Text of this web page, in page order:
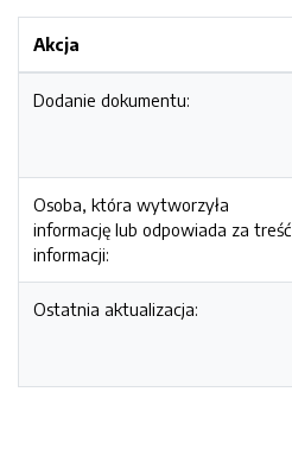
Akcja
Dodanie dokumentu:
Osoba, która wytworzyła
informację lub odpowiada za treść
informacji:
Ostatnia aktualizacja: